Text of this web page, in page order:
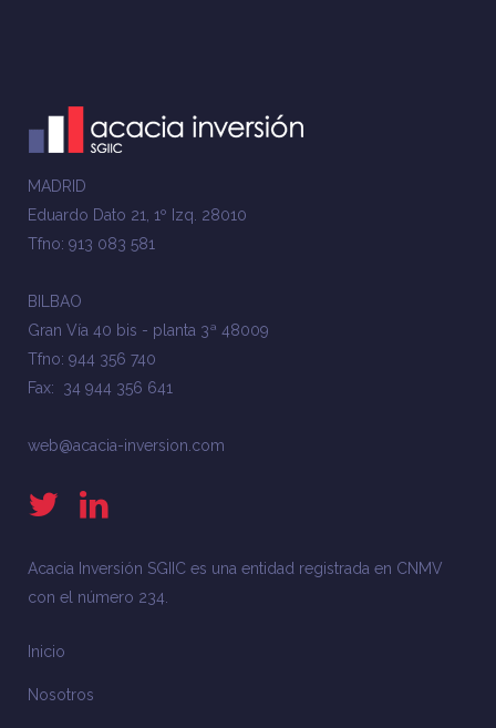
MADRID
Eduardo Dato 21, 1º Izq. 28010
Tfno: 913 083 581
BILBAO
Gran Vía 40 bis - planta 3ª 48009
Tfno: 944 356 740
Fax: 34 944 356 641
web@acacia-inversion.com
Acacia Inversión SGIIC es una entidad registrada en CNMV
con el número 234.
Inicio
Nosotros